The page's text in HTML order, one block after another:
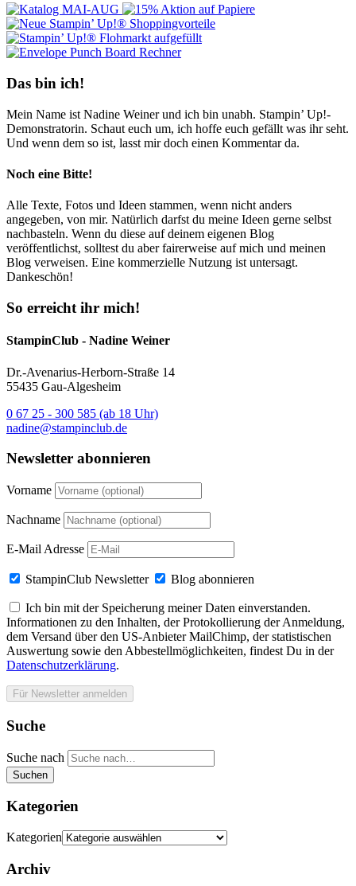
Das bin ich!
Mein Name ist Nadine Weiner und ich bin unabh. Stampin’ Up!-
Demonstratorin. Schaut euch um, ich hoffe euch gefällt was ihr seht.
Und wenn dem so ist, lasst mir doch einen Kommentar da.
Noch eine Bitte!
Alle Texte, Fotos und Ideen stammen, wenn nicht anders
angegeben, von mir. Natürlich darfst du meine Ideen gerne selbst
nachbasteln. Wenn du diese auf deinem eigenen Blog
veröffentlichst, solltest du aber fairerweise auf mich und meinen
Blog verweisen. Eine kommerzielle Nutzung ist untersagt.
Dankeschön!
So erreicht ihr mich!
StampinClub - Nadine Weiner
Dr.-Avenarius-Herborn-Straße 14
55435 Gau-Algesheim
0 67 25 - 300 585 (ab 18 Uhr)
nadine@stampinclub.de
Newsletter abonnieren
Vorname
Nachname
E-Mail Adresse
StampinClub Newsletter Blog abonnieren
Ich bin mit der Speicherung meiner Daten einverstanden.
Informationen zu den Inhalten, der Protokollierung der Anmeldung,
dem Versand über den US-Anbieter MailChimp, der statistischen
Auswertung sowie den Abbestellmöglichkeiten, findest Du in der
Datenschutzerklärung.
Suche
Suche nach
Suchen
Kategorien
Kategorien
Archiv